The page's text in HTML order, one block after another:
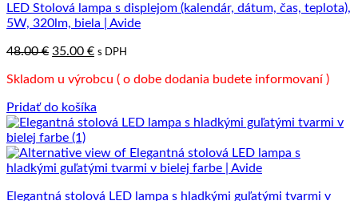
LED Stolová lampa s displejom (kalendár, dátum, čas, teplota),
5W, 320lm, biela | Avide
48.00€ Pôvodná
bola:
35.00 €Aktuálna
je:
s DPH
Skladom u výrobcu ( o dobe dodania budete informovaní )
Pridať do košíka
Elegantná stolová LED lampa s hladkými guľatými tvarmi v